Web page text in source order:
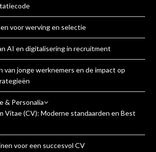
voor werving en selectie
AI en digitalisering in recruitment
van jonge werknemers en de impact op
& Personalia
Vitae (CV): Moderne standaarden en Best
voor een succesvol CV